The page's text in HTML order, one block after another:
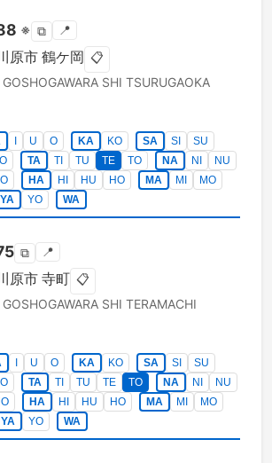
※ ⧉ 📍
原市 鶴ケ岡 📋
GOSHOGAWARA SHI TSURUGAOKA
U O KA KO SA SI
SU
TA TI TU TE TO NA NI
NU
HA HI HU HO MA MI
MO
YA
YO WA
⧉ 📍
原市 寺町 📋
GOSHOGAWARA SHI TERAMACHI
U O KA KO SA SI
SU
TA TI TU TE TO NA NI
NU
HA HI HU HO MA MI
MO
YA
YO WA